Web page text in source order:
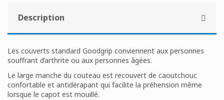
Description
Les couverts standard Goodgrip conviennent aux personnes
souffrant d’arthrite ou aux personnes âgées.
Le large manche du couteau est recouvert de caoutchouc
confortable et antidérapant qui facilite la préhension même
lorsque le capot est mouillé.